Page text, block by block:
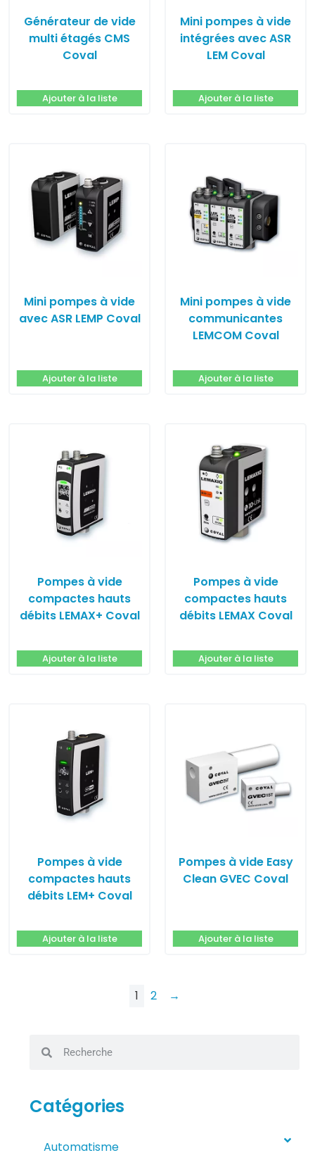
Générateur de vide
multi étagés CMS
Coval
Ajouter à la liste
Mini pompes à vide
intégrées avec ASR
LEM Coval
Ajouter à la liste
Mini pompes à vide
avec ASR LEMP Coval
Ajouter à la liste
Mini pompes à vide
communicantes
LEMCOM Coval
Ajouter à la liste
Pompes à vide
compactes hauts
débits LEMAX+ Coval
Ajouter à la liste
Pompes à vide
compactes hauts
débits LEMAX Coval
Ajouter à la liste
Pompes à vide
compactes hauts
débits LEM+ Coval
Ajouter à la liste
Pompes à vide Easy
Clean GVEC Coval
Ajouter à la liste
1 2 →
Catégories
Automatisme